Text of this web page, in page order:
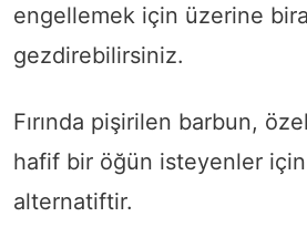
engellemek için üzerine
gezdirebilirsiniz.
Fırında pişirilen barbun,
hafif bir öğün isteyenler
alternatiftir.